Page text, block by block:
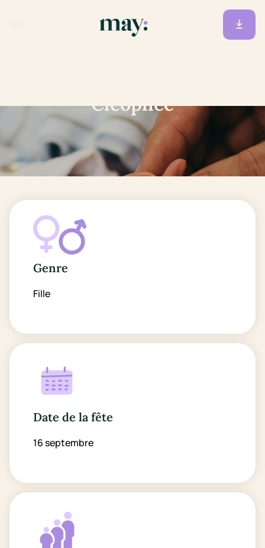
Cleophee
Genre
Fille
Date de la fête
16 septembre